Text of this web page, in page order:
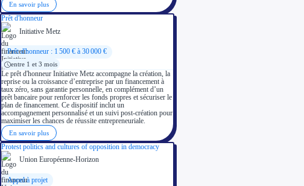
En savoir plus
Prêt d'honneur
Initiative Metz
Prêt d'honneur : 1 500 € à 30 000 €
entre 1 et 3 mois
Le prêt d'honneur Initiative Metz accompagne la création, la
reprise ou la croissance d’entreprise par un financement à
taux zéro, sans garantie personnelle, en complément d’un
prêt bancaire pour renforcer les fonds propres et sécuriser le
plan de financement. Ce dispositif inclut un
accompagnement personnalisé et un suivi post-création pour
maximiser les chances de réussite entrepreneuriale.
En savoir plus
Protest politics and cultures of opposition in democracy
Union Européenne-Horizon
Appel à projet